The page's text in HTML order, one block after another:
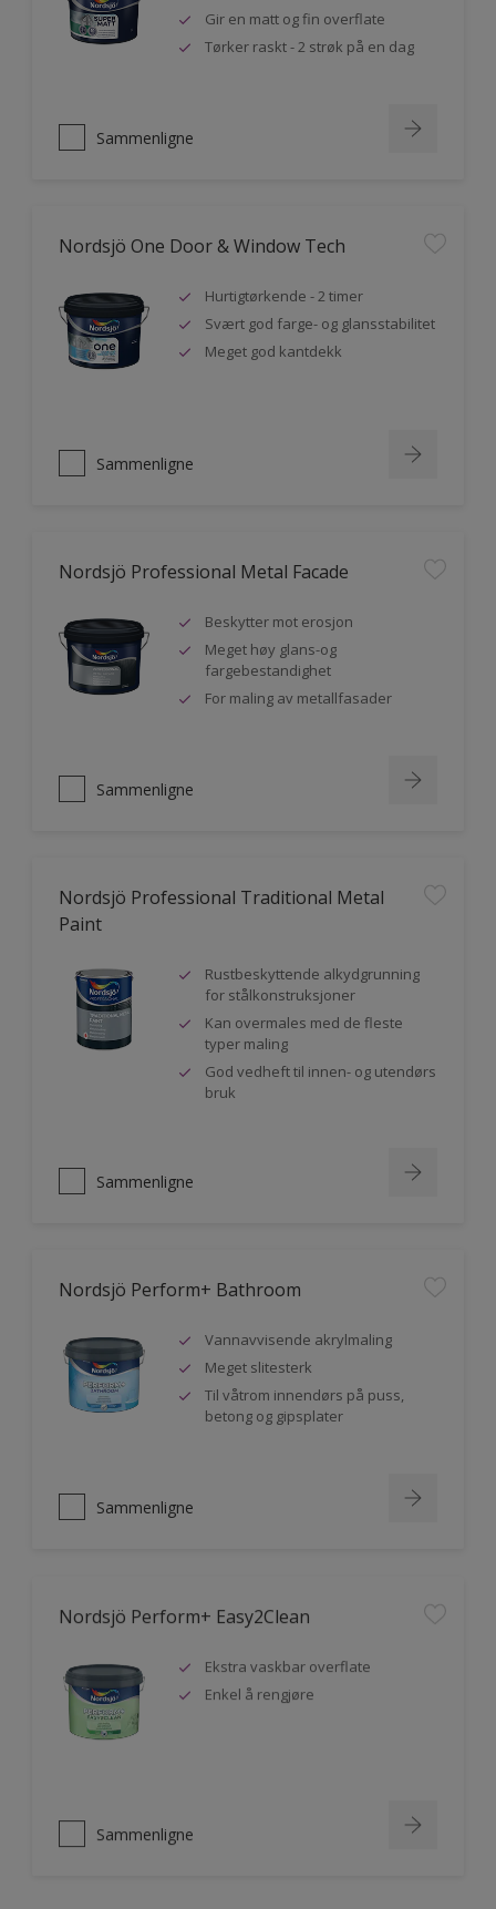
Gir en matt og fin overflate
Tørker raskt - 2 strøk på en dag
Sammenligne
Nordsjö One Door & Window Tech
Hurtigtørkende - 2 timer
Svært god farge- og glansstabilitet
Meget god kantdekk
Sammenligne
Nordsjö Professional Metal Facade
Beskytter mot erosjon
Meget høy glans-og
fargebestandighet
For maling av metallfasader
Sammenligne
Nordsjö Professional Traditional Metal
Paint
Rustbeskyttende alkydgrunning
for stålkonstruksjoner
Kan overmales med de fleste
typer maling
God vedheft til innen- og utendørs
bruk
Sammenligne
Nordsjö Perform+ Bathroom
Vannavvisende akrylmaling
Meget slitesterk
Til våtrom innendørs på puss,
betong og gipsplater
Sammenligne
Nordsjö Perform+ Easy2Clean
Ekstra vaskbar overflate
Enkel å rengjøre
Sammenligne